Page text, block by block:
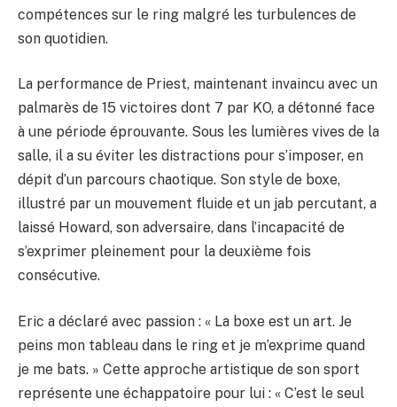
compétences sur le ring malgré les turbulences de
son quotidien.
La performance de Priest, maintenant invaincu avec un
palmarès de 15 victoires dont 7 par KO, a détonné face
à une période éprouvante. Sous les lumières vives de la
salle, il a su éviter les distractions pour s’imposer, en
dépit d’un parcours chaotique. Son style de boxe,
illustré par un mouvement fluide et un jab percutant, a
laissé Howard, son adversaire, dans l’incapacité de
s’exprimer pleinement pour la deuxième fois
consécutive.
Eric a déclaré avec passion : « La boxe est un art. Je
peins mon tableau dans le ring et je m’exprime quand
je me bats. » Cette approche artistique de son sport
représente une échappatoire pour lui : « C’est le seul